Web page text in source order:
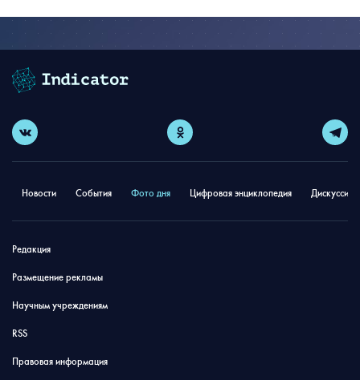
Новости События Фото дня Цифровая энциклопедия
Редакция
Размещение рекламы
Научным учреждениям
RSS
Правовая информация